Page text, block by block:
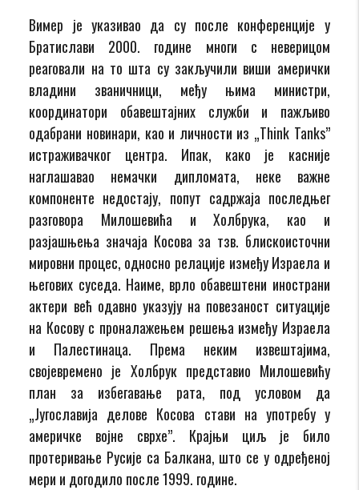
Вимер је указивао да су после конференције у
Братислави 2000. године многи с неверицом
реаговали на то шта су закључили виши амерички
владини званичници, међу њима министри,
координатори обавештајних служби и пажљиво
одабрани новинари, као и личности из „Think Tanks”
истраживачког центра. Ипак, како је касније
наглашавао немачки дипломата, неке важне
компоненте недостају, попут садржаја последњег
разговора Милошевића и Холбрука, као и
разјашњења значаја Косова за тзв. блискоисточни
мировни процес, односно релације између Израела и
његових суседа. Наиме, врло обавештени инострани
актери већ одавно указују на повезаност ситуације
на Косову с проналажењем решења између Израела
и Палестинаца. Према неким извештајима,
својевремено је Холбрук представио Милошевићу
план за избегавање рата, под условом да
„Југославија делове Косова стави на употребу у
америчке војне сврхе”. Крајњи циљ је било
протеривање Русије са Балкана, што се у одређеној
мери и догодило после 1999. године.